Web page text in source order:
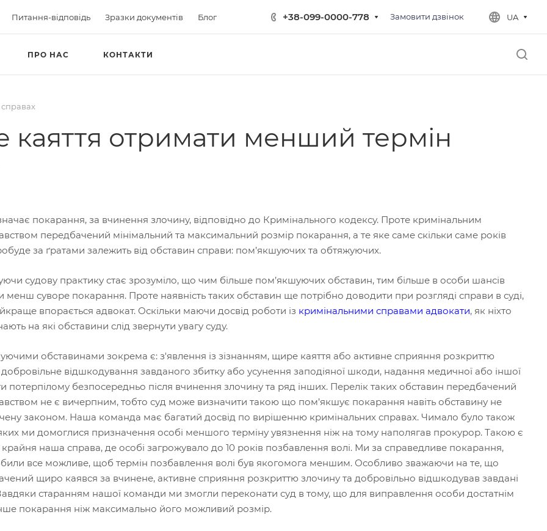
Питання-відповідь Зразки документів Блог +38-099-0000-778 Замовити дзвінок UA
ПРО НАС КОНТАКТИ
отримати менший термін
покарання, за вчинення злочину, відповідно до Кримінального кодексу. Проте кримінальним
передбачений мінімальний та максимальний розмір покарання, а те яке саме скільки саме років
за ґратами залежить від обставин справи: пом’якшуючих та обтяжуючих.
судову практику стає зрозуміло, що чим більше пом’якшуючих обставин, тим більше в особи шансів
менш суворе покарання. Проте наявність таких обставин ще потрібно доводити при розгляді справи в суді,
впорається адвокат. Оскільки маючи досвід роботи із кримінальними справами адвокати, як ніхто
на які обставини слід звернути увагу суду.
обставинами зокрема є: з'явлення із зізнанням, щире каяття або активне сприяння розкриттю
відшкодування завданого збитку або усунення заподіяної шкоди, надання медичної або іншої
потерпілому безпосередньо після вчинення злочину та ряд інших. Перелік таких обставин передбачений
не є вичерпним, тобто суд може визначити такою що пом’якшує покарання навіть обставину не
законом. Наша команда має багатий досвід по вирішенню кримінальних справах. Чимало було також
ми домоглися призначення особі меншого терміну увязнення ніж на тому наполягав прокурор. Такою є
наша справа, де особі загрожувало до 10 років позбавлення волі. Ми за справедливе покарання,
все можливе, щоб термін позбавлення волі був якогомога меншим. Особливо зважаючи на те, що
щиро каявся за вчинене, активне сприяння розкриттю злочину та добровільно відшкодував завдані
старанням нашої команди ми змогли переконати суд в тому, що для виправлення особи достатнім
покарання ніж максимально його можливий розмір.